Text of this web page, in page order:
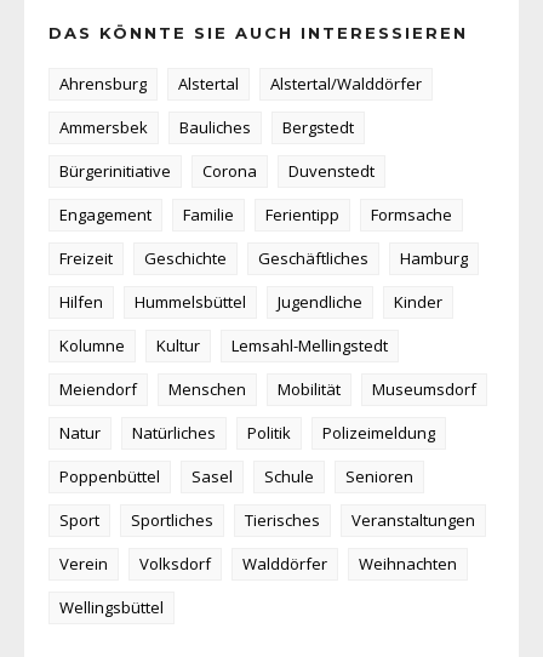
DAS KÖNNTE SIE AUCH INTERESSIEREN
Ahrensburg Alstertal
Alstertal/Walddörfer
Ammersbek
Bauliches
Bergstedt
Bürgerinitiative
Corona
Duvenstedt
Engagement
Familie Ferientipp
Formsache
Freizeit
Geschichte Geschäftliches
Hamburg
Hilfen
Hummelsbüttel Jugendliche
Kinder
Kolumne
Kultur
Lemsahl-Mellingstedt
Meiendorf
Menschen Mobilität
Museumsdorf
Natur
Natürliches Politik
Polizeimeldung
Poppenbüttel
Sasel Schule
Senioren
Sport
Sportliches Tierisches
Veranstaltungen
Verein
Volksdorf Walddörfer
Weihnachten
Wellingsbüttel